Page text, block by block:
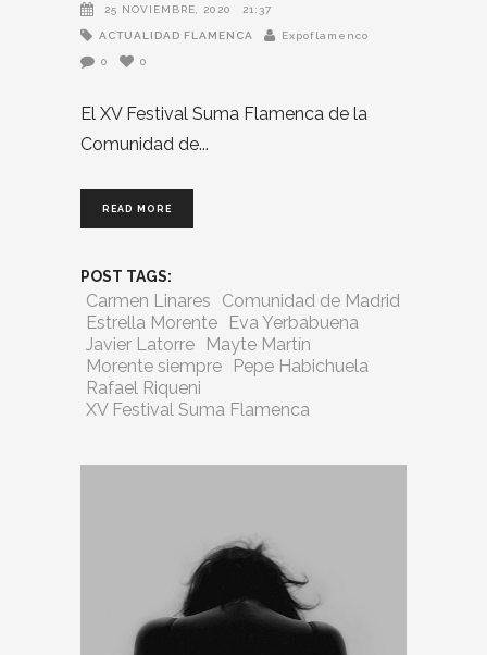
25 NOVIEMBRE, 2020 21:37
ACTUALIDAD FLAMENCA Expoflamenco
0 0
El XV Festival Suma Flamenca de la
Comunidad de
READ MORE
POST TAGS:
Carmen Linares
Comunidad de Madrid
Estrella Morente
Eva Yerbabuena
Javier Latorre
Mayte Martín
Morente siempre
Pepe Habichuela
Rafael Riqueni
XV Festival Suma Flamenca